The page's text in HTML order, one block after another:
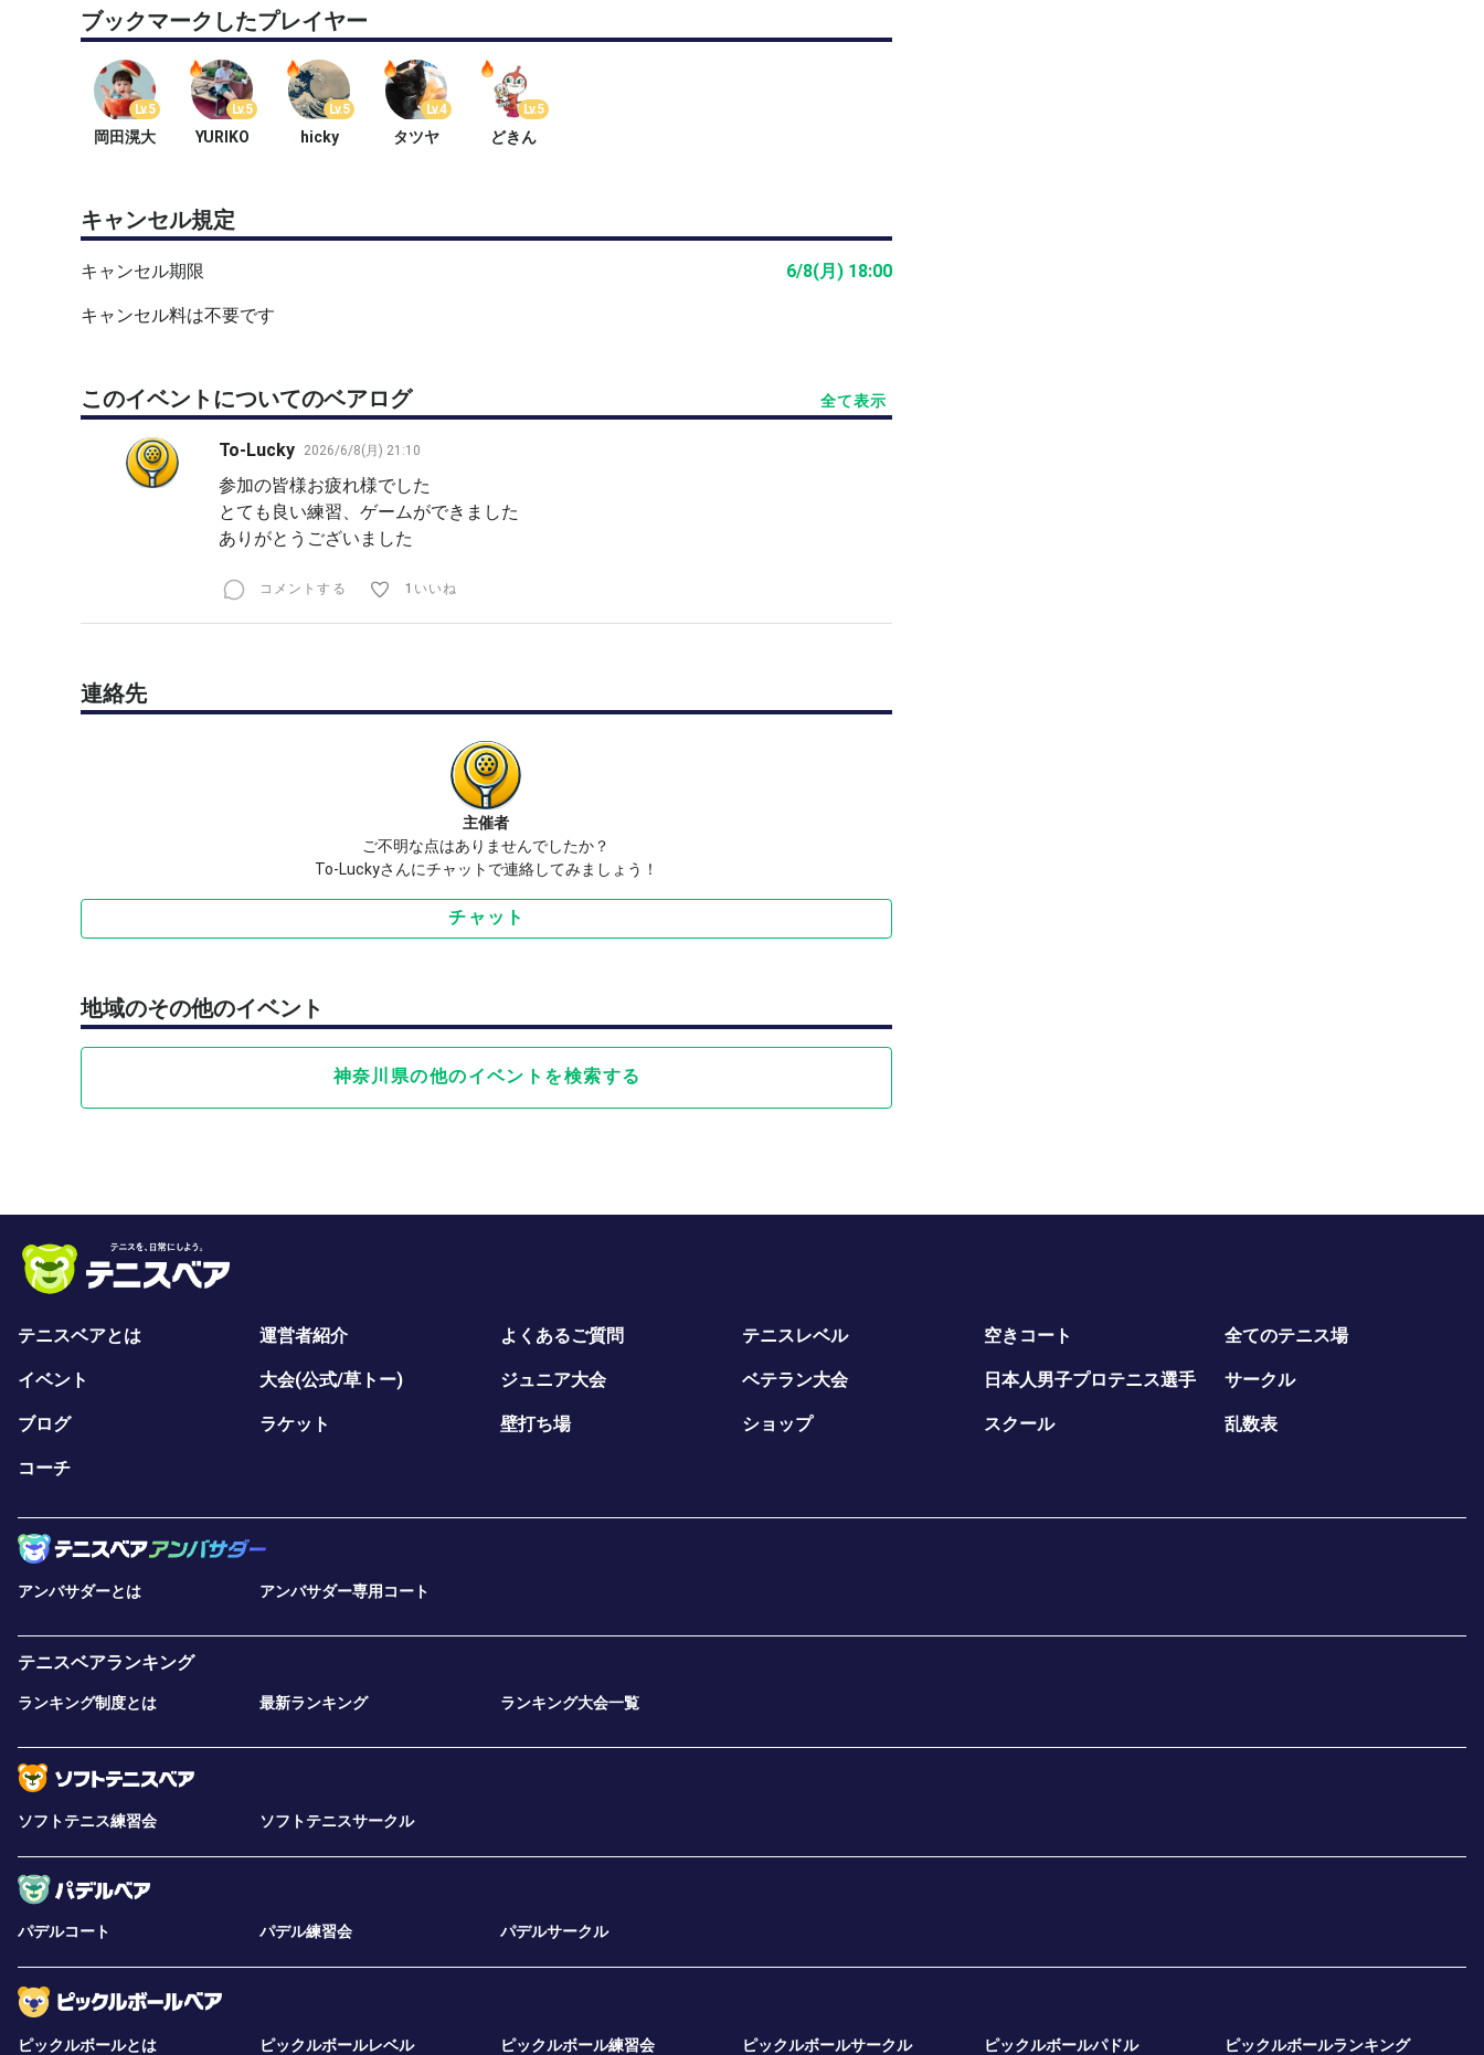
●集合場所：施設2階、体育館入口前にお願いします
⚫︎3時間開催となってますが、コートの片付け、清掃、シャワー、着替えを含めてです
実質2.5時間ぐらいの感じです
●他でも募集しているので急遽締め切ることがあります
ブックマークしたプレイヤー
Lv.5
岡田滉大
Lv.5
YURIKO
Lv.5
hicky
Lv.4
タツヤ
Lv.5
どきん
キャンセル規定
キャンセル期限 6/8(月) 18:00
キャンセル料は不要です
このイベントについてのベアログ 全て表示
To-Lucky 2026/6/8(月) 21:10
参加の皆様お疲れ様でした
とても良い練習、ゲームができました
ありがとうございました
コメントする 1いいね
連絡先
主催者
ご不明な点はありませんでしたか？
To-Luckyさんにチャットで連絡してみましょう！
チャット
地域のその他のイベント
神奈川県の他のイベントを検索する
テニスベアとは 運営者紹介 よくあるご質問 テニスレベル 空きコート 全てのテニス場
イベント 大会(公式/草トー) ジュニア大会 ベテラン大会 日本人男子プロテニス選手 サークル
ブログ ラケット 壁打ち場 ショップ スクール 乱数表
コーチ
アンバサダーとは アンバサダー専用コート
テニスベアランキング
ランキング制度とは 最新ランキング ランキング大会一覧
ソフトテニス練習会 ソフトテニスサークル
パデルコート パデル練習会 パデルサークル
ピックルボールとは ピックルボールレベル ピックルボール練習会 ピックルボールサークル ピックルボールパドル ピックルボールランキング